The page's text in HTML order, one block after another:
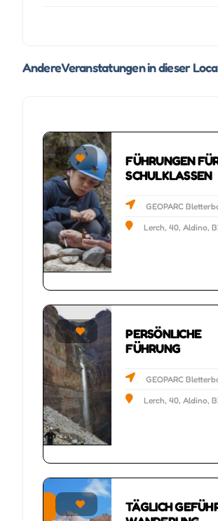
Andere Veranstatungen in dieser
FÜHRUNGEN
SCHULKLASSEN
GEOPARC
Lerch, 40, Aldino,
PERSÖNLICHE
FÜHRUNG
GEOPARC
Lerch, 40, Aldino,
TÄGLICH